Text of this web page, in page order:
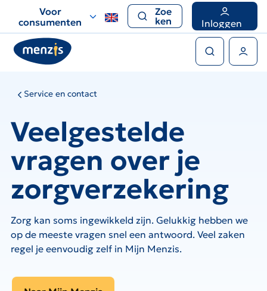
voor
snelle
navigatie
Voor
consumenten
Zoe
ken
Inloggen
Service en contact
Veelgestelde
vragen over je
zorgverzekering
Zorg kan soms ingewikkeld zijn. Gelukkig hebben we
op de meeste vragen snel een antwoord. Veel zaken
regel je eenvoudig zelf in Mijn Menzis.